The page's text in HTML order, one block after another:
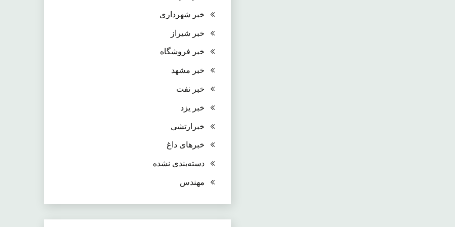
خبر شهرداری
خبر شیراز
خبر فروشگاه
خبر مشهد
خبر نفت
خبر یزد
خبرارتشی
خبرهای داغ
دسته‌بندی نشده
مهندس